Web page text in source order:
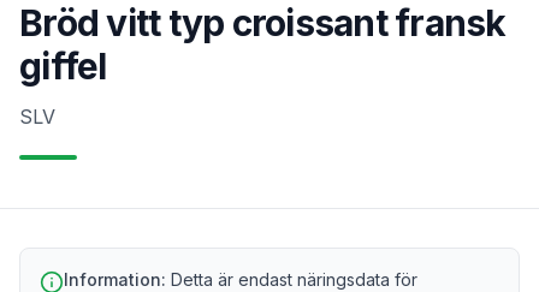
Bröd vitt typ croissant fransk
giffel
SLV
Information: Detta är endast näringsdata för